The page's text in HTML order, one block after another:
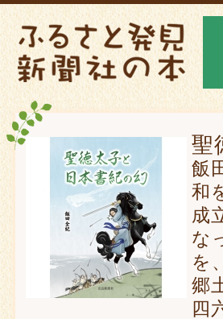
聖
飯
和
成
な
を
郷
四